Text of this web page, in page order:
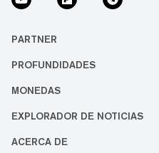
PARTNER
PROFUNDIDADES
MONEDAS
EXPLORADOR DE NOTICIAS
ACERCA DE